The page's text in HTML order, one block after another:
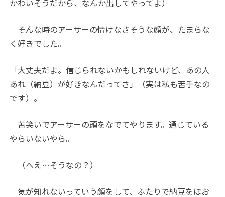
かわいそうだから、なんか出してやってよ）
そんな時のアーサーの情けなさそうな顔が、たまらな
く好きでした。
「大丈夫だよ。信じられないかもしれないけど、あの人
あれ（納豆）が好きなんだってさ」（実は私も苦手なの
です）。
苦笑いでアーサーの頭をなでてやります。通じている
やらいないやら。
（へえ…そうなの？）
気が知れないっていう顔をして、ふたりで納豆をほお